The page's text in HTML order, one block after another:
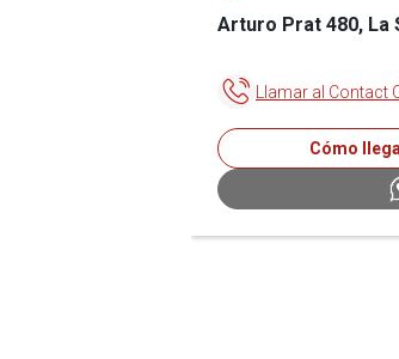
Arturo Prat 480, La
Llamar al Contact
Cómo